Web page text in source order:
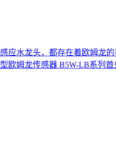
应水龙头，都存在着欧姆龙
欧姆龙传感器 B5W-LB系列